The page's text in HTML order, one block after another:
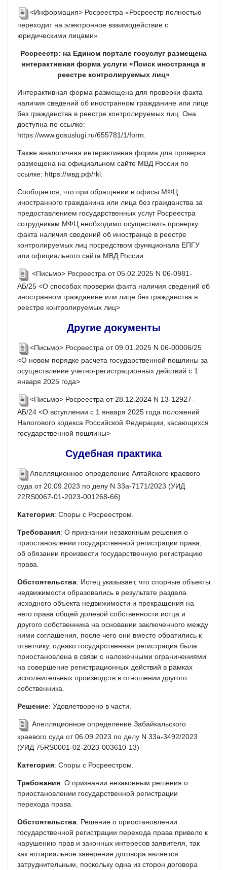
<Информация> Росреестра «Росреестр полностью
переходит на электронное взаимодействие с
юридическими лицами»
Росреестр: на Едином портале госуслуг размещена
интерактивная форма услуги «Поиск иностранца в
реестре контролируемых лиц»
Интерактивная форма размещена для проверки факта
наличия сведений об иностранном гражданине или лице
без гражданства в реестре контролируемых лиц. Она
доступна по ссылке:
https://www.gosuslugi.ru/655781/1/form.
Также аналогичная интерактивная форма для проверки
размещена на официальном сайте МВД России по
ссылке: https://мвд.рф/rkl.
Сообщается, что при обращении в офисы МФЦ
иностранного гражданина или лица без гражданства за
предоставлением государственных услуг Росреестра
сотрудникам МФЦ необходимо осуществить проверку
факта наличия сведений об иностранце в реестре
контролируемых лиц посредством функционала ЕПГУ
или официального сайта МВД России.
<Письмо> Росреестра от 05.02.2025 N 06-0981-
АБ/25 <О способах проверки факта наличия сведений об
иностранном гражданине или лице без гражданства в
реестре контролируемых лиц>
Другие документы
<Письмо> Росреестра от 09.01.2025 N 06-00006/25
<О новом порядке расчета государственной пошлины за
осуществление учетно-регистрационных действий с 1
января 2025 года>
<Письмо> Росреестра от 28.12.2024 N 13-12927-
АБ/24 <О вступлении с 1 января 2025 года положений
Налогового кодекса Российской Федерации, касающихся
государственной пошлины>
Судебная практика
Апелляционное определение Алтайского краевого
суда от 20.09.2023 по делу N 33а-7171/2023 (УИД
22RS0067-01-2023-001268-66)
Категория: Споры с Росреестром.
Требования: О признании незаконным решения о
приостановлении государственной регистрации права,
об обязании произвести государственную регистрацию
права.
Обстоятельства: Истец указывает, что спорные объекты
недвижимости образовались в результате раздела
исходного объекта недвижимости и прекращения на
него права общей долевой собственности истца и
другого собственника на основании заключенного между
ними соглашения, после чего они вместе обратились к
ответчику, однако государственная регистрация была
приостановлена в связи с наложенными ограничениями
на совершение регистрационных действий в рамках
исполнительных производств в отношении другого
собственника.
Решение: Удовлетворено в части.
Апелляционное определение Забайкальского
краевого суда от 06.09.2023 по делу N 33а-3492/2023
(УИД 75RS0001-02-2023-003610-13)
Категория: Споры с Росреестром.
Требования: О признании незаконным решения о
приостановлении государственной регистрации
перехода права.
Обстоятельства: Решение о приостановлении
государственной регистрации перехода права привело к
нарушению прав и законных интересов заявителя, так
как нотариальное заверение договора является
затруднительным, поскольку одна из сторон договора